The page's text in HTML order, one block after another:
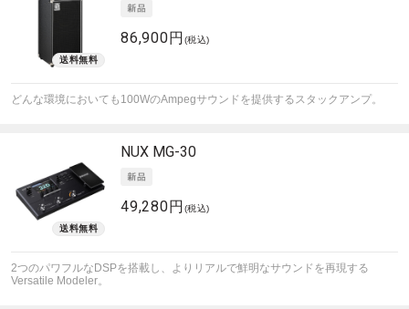
86,900円 (税込)
どんな環境においても100WのAmpegサウンドを提供するスタックアンプ。
NUX MG-30
49,280円 (税込)
2つのパワフルなDSPを搭載し、よりリアルで鮮明なサウンドを再現する
Versatile Modeler。